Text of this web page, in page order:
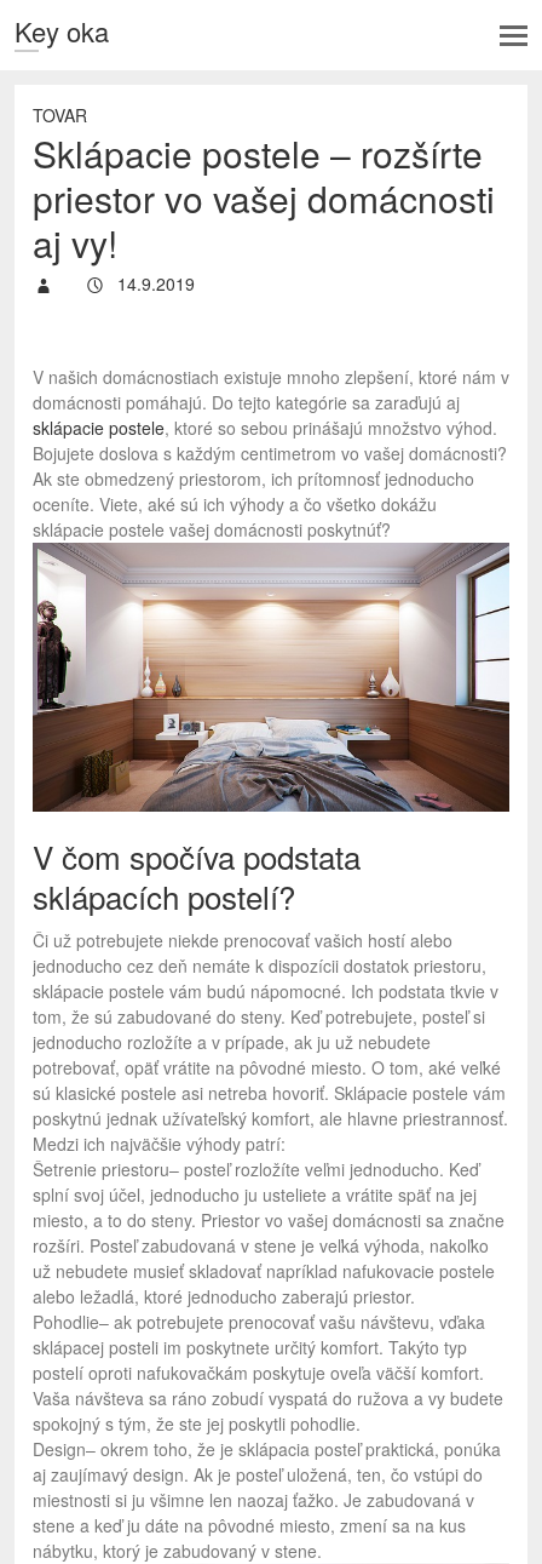
Key oka
TOVAR
Sklápacie postele – rozšírte
priestor vo vašej domácnosti
aj vy!
14.9.2019
V našich domácnostiach existuje mnoho zlepšení, ktoré nám v
domácnosti pomáhajú. Do tejto kategórie sa zaraďujú aj
sklápacie postele, ktoré so sebou prinášajú množstvo výhod.
Bojujete doslova s každým centimetrom vo vašej domácnosti?
Ak ste obmedzený priestorom, ich prítomnosť jednoducho
oceníte. Viete, aké sú ich výhody a čo všetko dokážu
sklápacie postele vašej domácnosti poskytnúť?
V čom spočíva podstata
sklápacích postelí?
Či už potrebujete niekde prenocovať vašich hostí alebo
jednoducho cez deň nemáte k dispozícii dostatok priestoru,
sklápacie postele vám budú nápomocné. Ich podstata tkvie v
tom, že sú zabudované do steny. Keď potrebujete, posteľ si
jednoducho rozložíte a v prípade, ak ju už nebudete
potrebovať, opäť vrátite na pôvodné miesto. O tom, aké veľké
sú klasické postele asi netreba hovoriť. Sklápacie postele vám
poskytnú jednak užívateľský komfort, ale hlavne priestrannosť.
Medzi ich najväčšie výhody patrí:
Šetrenie priestoru– posteľ rozložíte veľmi jednoducho. Keď
splní svoj účel, jednoducho ju usteliete a vrátite späť na jej
miesto, a to do steny. Priestor vo vašej domácnosti sa značne
rozšíri. Posteľ zabudovaná v stene je veľká výhoda, nakoľko
už nebudete musieť skladovať napríklad nafukovacie postele
alebo ležadlá, ktoré jednoducho zaberajú priestor.
Pohodlie– ak potrebujete prenocovať vašu návštevu, vďaka
sklápacej posteli im poskytnete určitý komfort. Takýto typ
postelí oproti nafukovačkám poskytuje oveľa väčší komfort.
Vaša návšteva sa ráno zobudí vyspatá do ružova a vy budete
spokojný s tým, že ste jej poskytli pohodlie.
Design– okrem toho, že je sklápacia posteľ praktická, ponúka
aj zaujímavý design. Ak je posteľ uložená, ten, čo vstúpi do
miestnosti si ju všimne len naozaj ťažko. Je zabudovaná v
stene a keď ju dáte na pôvodné miesto, zmení sa na kus
nábytku, ktorý je zabudovaný v stene.